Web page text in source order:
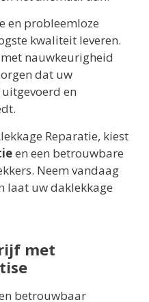
en probleemloze
kwaliteit leveren.
nauwkeurigheid
dat uw
en
Reparatie, kiest
en een betrouwbare
Neem vandaag
laat uw daklekkage
met
betrouwbaar